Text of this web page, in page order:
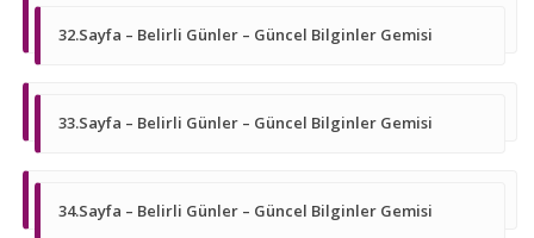
32.Sayfa – Belirli Günler – Güncel Bilginler Gemisi
33.Sayfa – Belirli Günler – Güncel Bilginler Gemisi
34.Sayfa – Belirli Günler – Güncel Bilginler Gemisi